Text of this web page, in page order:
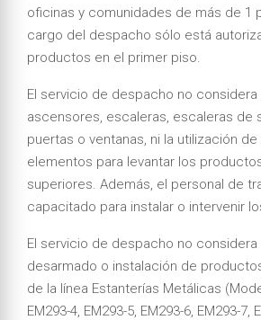
oficinas y comunidades de más de 1
cargo del despacho sólo está
productos en el primer piso.
El servicio de despacho no considera
ascensores, escaleras, escaleras de
puertas o ventanas, ni la utilización
elementos para levantar los
superiores. Además, el personal de
capacitado para instalar o intervenir
El servicio de despacho no considera
desarmado o instalación de
de la línea Estanterías Metálicas
EM293-4, EM293-5, EM293-6, EM293-7,